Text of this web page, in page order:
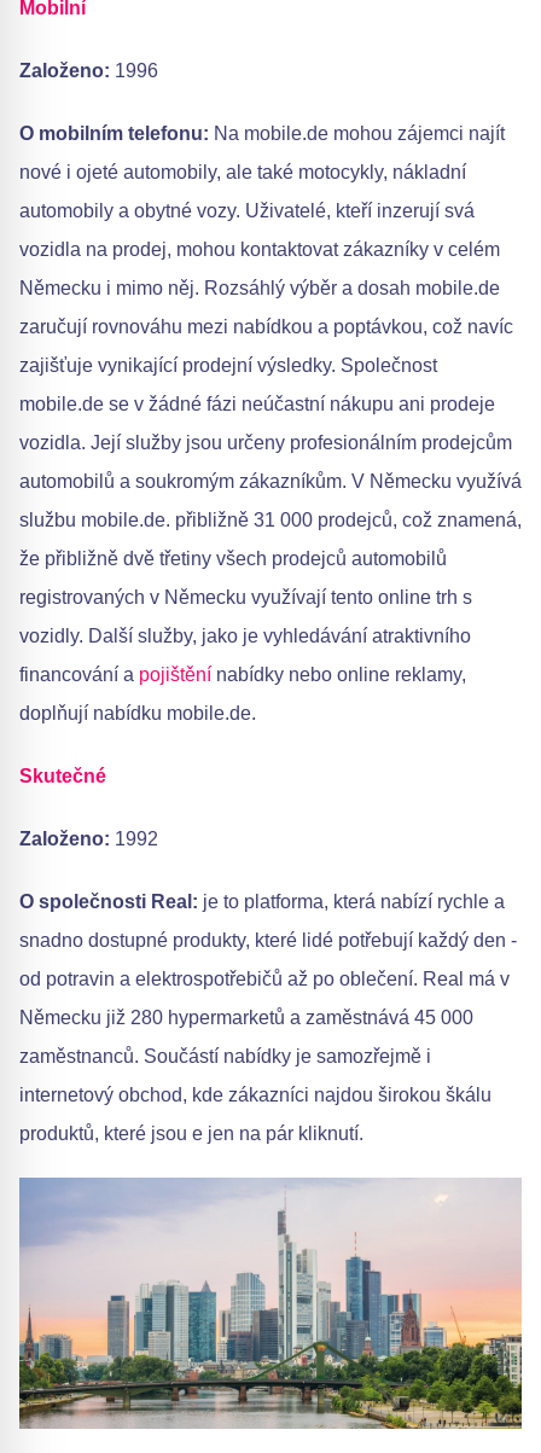
Mobilní
Založeno: 1996
O mobilním telefonu: Na mobile.de mohou zájemci najít
nové i ojeté automobily, ale také motocykly, nákladní
automobily a obytné vozy. Uživatelé, kteří inzerují svá
vozidla na prodej, mohou kontaktovat zákazníky v celém
Německu i mimo něj. Rozsáhlý výběr a dosah mobile.de
zaručují rovnováhu mezi nabídkou a poptávkou, což navíc
zajišťuje vynikající prodejní výsledky. Společnost
mobile.de se v žádné fázi neúčastní nákupu ani prodeje
vozidla. Její služby jsou určeny profesionálním prodejcům
automobilů a soukromým zákazníkům. V Německu využívá
službu mobile.de. přibližně 31 000 prodejců, což znamená,
že přibližně dvě třetiny všech prodejců automobilů
registrovaných v Německu využívají tento online trh s
vozidly. Další služby, jako je vyhledávání atraktivního
financování a pojištění nabídky nebo online reklamy,
doplňují nabídku mobile.de.
Skutečné
Založeno: 1992
O společnosti Real: je to platforma, která nabízí rychle a
snadno dostupné produkty, které lidé potřebují každý den -
od potravin a elektrospotřebičů až po oblečení. Real má v
Německu již 280 hypermarketů a zaměstnává 45 000
zaměstnanců. Součástí nabídky je samozřejmě i
internetový obchod, kde zákazníci najdou širokou škálu
produktů, které jsou e jen na pár kliknutí.